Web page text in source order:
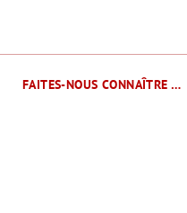
FAITES-NOUS CONNAÎTRE …